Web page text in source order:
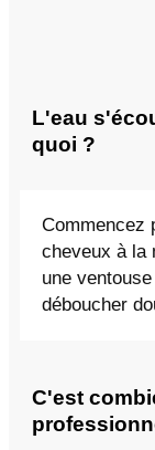
L'eau
quoi ?
Commencez
cheveux à la
une
déboucher
C'est